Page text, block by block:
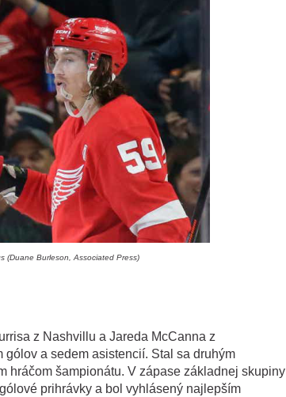
(Duane Burleson, Associated Press)
z Nashvillu a Jareda McCanna z
a sedem asistencií. Stal sa druhým
hráčom šampionátu. V zápase základnej skupiny
prihrávky a bol vyhlásený najlepším